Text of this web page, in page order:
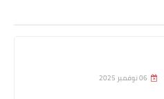
06 نوفمبر 2025